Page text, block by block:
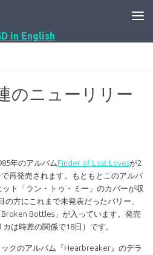
in English
のニューリリー
年のアルバムFinder of Lost Lovesが2
再発売されます。もともとこのアルバ
ト「ラン・トゥ・ミー」のカバーが収
方にこれまで未発表だったバリー、
Bottles」が入っています。発売
は時差の関係で18日）です。
クのアルバム『Hearbreaker』のデラ